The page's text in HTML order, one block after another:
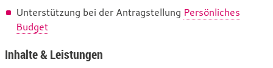
Unterstützung bei der Antragstellung Persönliches
Budget
Inhalte & Leistungen